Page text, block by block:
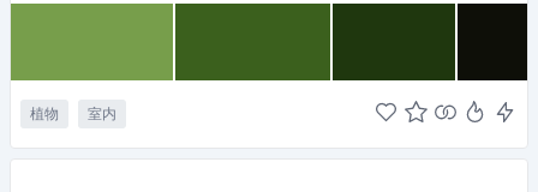
植物 室内